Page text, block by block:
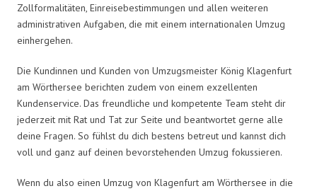
Zollformalitäten, Einreisebestimmungen und allen weiteren
administrativen Aufgaben, die mit einem internationalen Umzug
einhergehen.
Die Kundinnen und Kunden von Umzugsmeister König Klagenfurt
am Wörthersee berichten zudem von einem exzellenten
Kundenservice. Das freundliche und kompetente Team steht dir
jederzeit mit Rat und Tat zur Seite und beantwortet gerne alle
deine Fragen. So fühlst du dich bestens betreut und kannst dich
voll und ganz auf deinen bevorstehenden Umzug fokussieren.
Wenn du also einen Umzug von Klagenfurt am Wörthersee in die